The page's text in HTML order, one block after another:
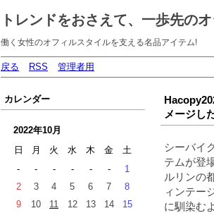
トレンドをおさえて、一歩先の
働く女性のオフィルスタイルを支える名品アイテム!
戻る RSS 管理者用
メージし
シーバイ
テムが登
ルリンの
ィンテー
に馴染む
カレンダー
2022年10月
日
月 火 水 木 金
土
-
- - - - -
1
2
3 4 5 6 7
8
9
10 11 12 13 14
15